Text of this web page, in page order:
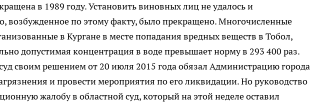
в 1989 году. Установить виновных лиц не удалось и
возбужденное по этому факту, было прекращено. Многочисленные
в Кургане в месте попадания вредных веществ в Тобол,
допустимая концентрация в воде превышает норму в 293 400 раз.
своим решением от 20 июля 2015 года обязал Администрацию города
и провести мероприятия по его ликвидации. Но руководство
жалобу в областной суд, который на этой неделе оставил